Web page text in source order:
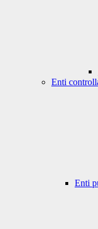
Enti
Enti